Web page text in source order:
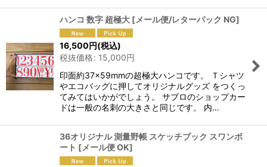
ハンコ 数字 超極大 [メール便/レターパック NG]
16,500円(税込)
税抜価格: 15,000円
印面約37×59mmの超極大ハンコです。 Ｔシャツ
やエコバッグに押してオリジナルグッズ をつくっ
てみてはいかがでしょう。 サブロのショップカー
ドは一般の名刺の大きさと同じです。 内…
36オリジナル 測量野帳 スケッチブック スワンボ
ート [メール便 OK]